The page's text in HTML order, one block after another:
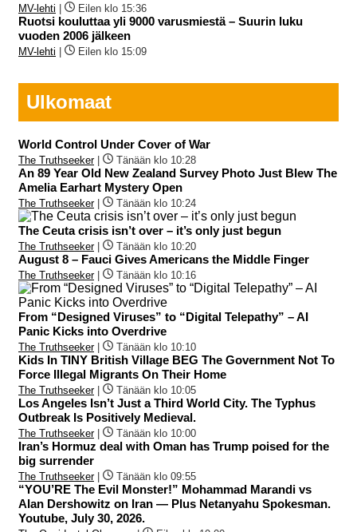
MV-lehti Eilen klo 15:36
Ruotsi kouluttaa yli 9000 varusmiestä – Suurin luku
vuoden 2006 jälkeen
MV-lehti Eilen klo 15:09
Ulkomaat
World Control Under Cover of War
The Truthseeker| Tänään klo 10:28
An 89 Year Old New Zealand Survey Photo Just Blew The
Amelia Earhart Mystery Open
The Truthseeker| Tänään klo 10:24
The Ceuta crisis isn’t over – it’s only just begun
The Truthseeker| Tänään klo 10:20
August 8 – Fauci Gives Americans the Middle Finger
The Truthseeker| Tänään klo 10:16
From “Designed Viruses” to “Digital Telepathy” – AI
Panic Kicks into Overdrive
The Truthseeker| Tänään klo 10:10
Kids In TINY British Village BEG The Government Not To
Force Illegal Migrants On Their Home
The Truthseeker| Tänään klo 10:05
Los Angeles Isn’t Just a Third World City. The Typhus
Outbreak Is Positively Medieval.
The Truthseeker| Tänään klo 10:00
Iran’s Hormuz deal with Oman has Trump poised for the
big surrender
The Truthseeker| Tänään klo 09:55
“YOU’RE The Evil Monster!” Mohammad Marandi vs
Alan Dershowitz on Iran — Plus Netanyahu Spokesman.
Youtube, July 30, 2026.